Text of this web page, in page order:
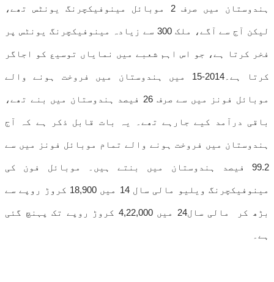
ہندوستان میں صرف 2 موبائل مینوفیکچرنگ یونٹس تھے،
لیکن آج سے آگے، ملک 300 سے زیادہ مینوفیکچرنگ یونٹس پر
فخر کرتا ہے، جو اس اہم شعبے میں نمایاں توسیع کو اجاگر
کرتا ہے۔2014-15 میں ہندوستان میں فروخت ہونے والے
موبائل فونز میں سے صرف 26 فیصد ہندوستان میں بنے تھے،
باقی درآمد کیے جارہے تھے۔ یہ بات قابل ذکر ہے کہ آج
ہندوستان میں فروخت ہونے والے تمام موبائل فونز میں سے
99.2 فیصد ہندوستان میں بنتے ہیں۔ موبائل فون کی
مینوفیکچرنگ ویلیو مالی سال 14 میں 18,900 کروڑ روپے سے
بڑھ کر مالی سال24 میں 4,22,000 کروڑ روپے تک پہنچ گئی
ہے۔